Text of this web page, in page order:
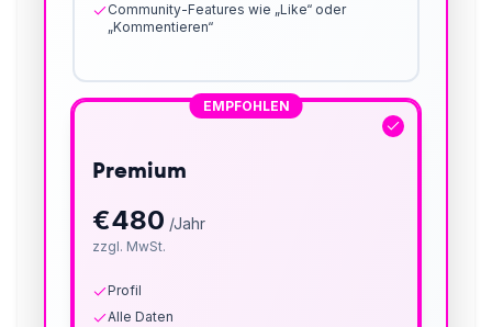
Community-Features wie „Like“ oder
„Kommentieren“
EMPFOHLEN
Premium
€480 /Jahr
zzgl. MwSt.
Profil
Alle Daten